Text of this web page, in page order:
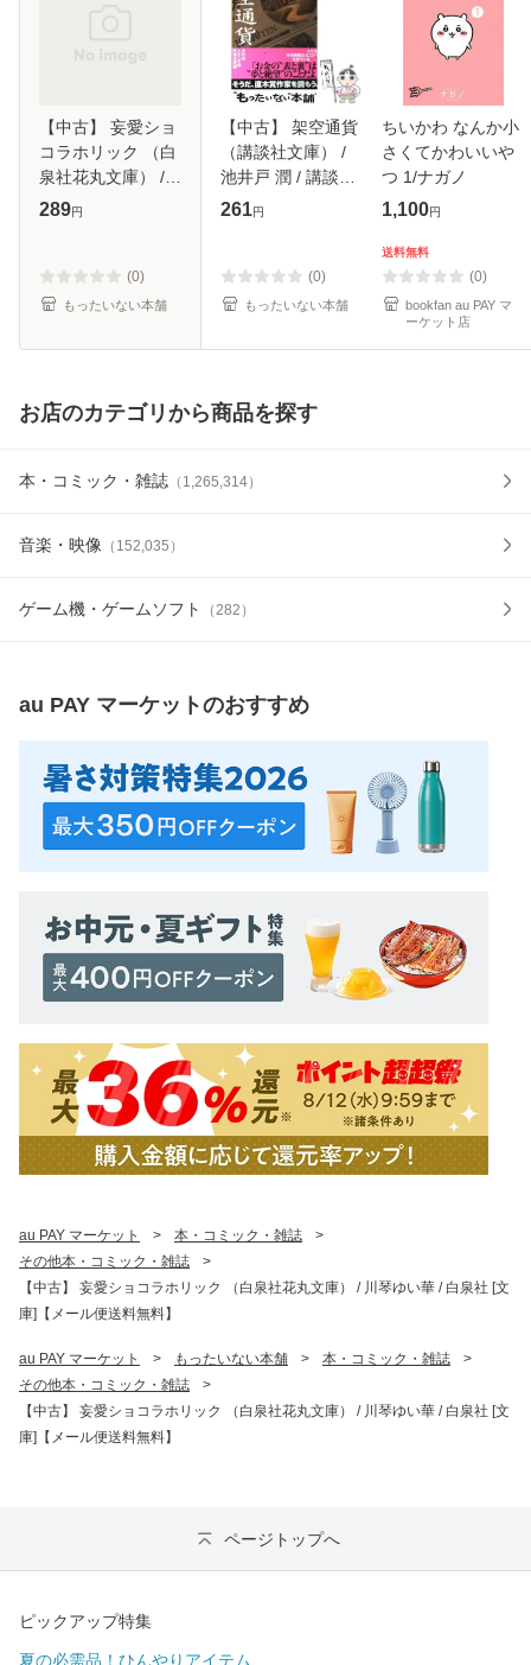
【中古】 妄愛ショ
コラホリック （白
泉社花丸文庫） /
川琴ゆい華 / 白泉
289円
(0)
もったいない本舗
【中古】 架空通貨
（講談社文庫） /
池井戸 潤 / 講談社
[文庫]【メール便送
261円
(0)
もったいない本舗
ちいかわ なんか小
さくてかわいいや
つ 1/ナガノ
1,100円
送料無料
(0)
bookfan au PAY マ
ーケット店
お店のカテゴリから商品を探す
本・コミック・雑誌 （ 1,265,314）
音楽・映像 （ 152,035 ）
ゲーム機・ゲームソフト （282 ）
au PAY マーケットのおすすめ
au PAY マーケット > 本・コミック・雑誌
>
その他本・コミック・雑誌
>
【中古】 妄愛ショコラホリック （白泉社花丸文庫） / 川琴ゆい華 / 白泉社 [文
庫]【メール便送料無料】
au PAY マーケット > もったいない本舗 > 本・コミック・雑誌
>
その他本・コミック・雑誌
>
【中古】 妄愛ショコラホリック （白泉社花丸文庫） / 川琴ゆい華 / 白泉社 [文
庫]【メール便送料無料】
ページトップへ
ピックアップ特集
夏の必需品！ひんやりアイテム